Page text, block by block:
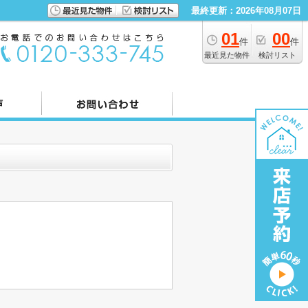
最終更新：2026年08月07日
01件
最近見た物件
00件
検討リスト